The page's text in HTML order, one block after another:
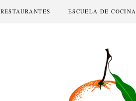
RESTAURANTES ESCUELA DE COCINA